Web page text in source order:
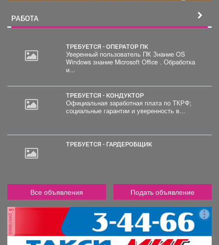
РАБОТА
ТРЕБУЕТСЯ - ОПЕРАТОР ПК
Уверенный пользователь ПК Знание OS
Windows знание Microsoft Office . Обработка
и...
ТРЕБУЕТСЯ - КОНДУКТОР
Официальная заработная плата по ТКРФ;
социальные гарантии и уверенность в...
ТРЕБУЕТСЯ - ГАРДЕРОБЩИК
Все объявления Подать объявление
реклама